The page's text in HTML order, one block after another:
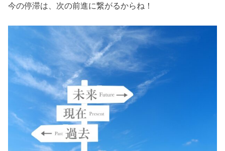
今の停滞は、次の前進に繋がるからね！